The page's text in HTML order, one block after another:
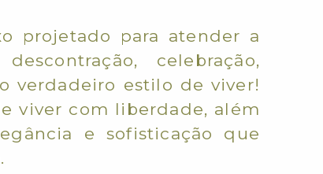
projetado para atender a
celebração,
verdadeiro estilo de viver!
viver com liberdade, além
e sofisticação que